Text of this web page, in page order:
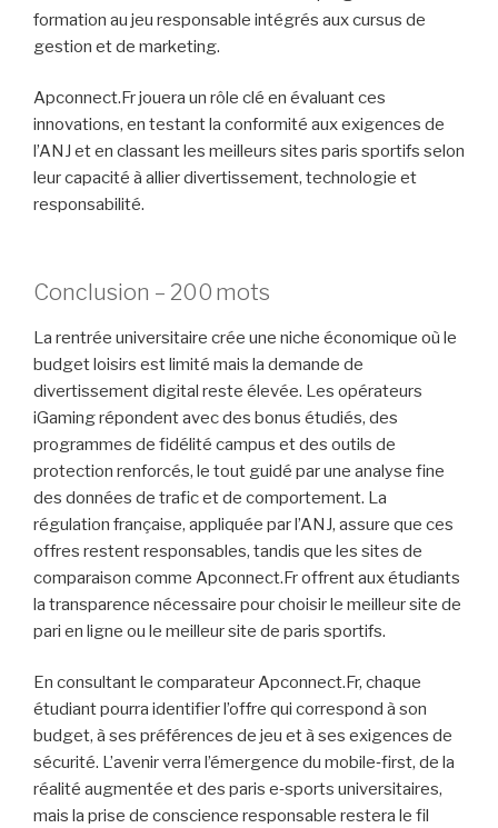
formation au jeu responsable intégrés aux cursus de
gestion et de marketing.
Apconnect.Fr jouera un rôle clé en évaluant ces
innovations, en testant la conformité aux exigences de
l’ANJ et en classant les meilleurs sites paris sportifs selon
leur capacité à allier divertissement, technologie et
responsabilité.
Conclusion – 200 mots
La rentrée universitaire crée une niche économique où le
budget loisirs est limité mais la demande de
divertissement digital reste élevée. Les opérateurs
iGaming répondent avec des bonus étudiés, des
programmes de fidélité campus et des outils de
protection renforcés, le tout guidé par une analyse fine
des données de trafic et de comportement. La
régulation française, appliquée par l’ANJ, assure que ces
offres restent responsables, tandis que les sites de
comparaison comme Apconnect.Fr offrent aux étudiants
la transparence nécessaire pour choisir le meilleur site de
pari en ligne ou le meilleur site de paris sportifs.
En consultant le comparateur Apconnect.Fr, chaque
étudiant pourra identifier l’offre qui correspond à son
budget, à ses préférences de jeu et à ses exigences de
sécurité. L’avenir verra l’émergence du mobile‑first, de la
réalité augmentée et des paris e‑sports universitaires,
mais la prise de conscience responsable restera le fil